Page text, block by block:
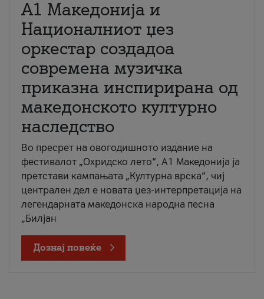
А1 Македонија и
Националниот џез
оркестар создадоа
современа музичка
приказна инспирирана од
македонското културно
наследство
Во пресрет на овогодишното издание на
фестивалот „Охридско лето“, А1 Македонија ја
претстави кампањата „Културна врска“, чиј
централен дел е новата џез-интерпретација на
легендарната македонска народна песна
„Билјан
Дознај повеќе